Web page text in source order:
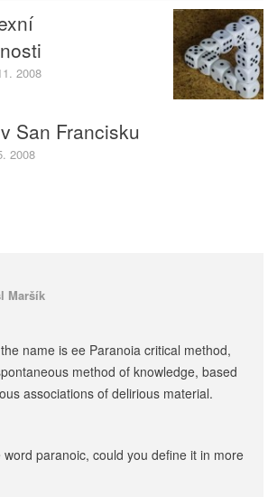
2008
San Francisku
2008
Maršík
name is ee Paranoia critical method,
method of knowledge, based
associations of delirious material.
paranoic, could you define it in more